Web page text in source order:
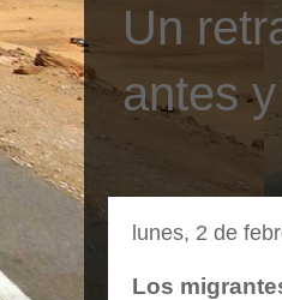
Un
antes
lunes, 2 de
Los